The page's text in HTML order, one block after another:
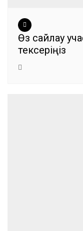
Өз сайлау
тексеріңіз